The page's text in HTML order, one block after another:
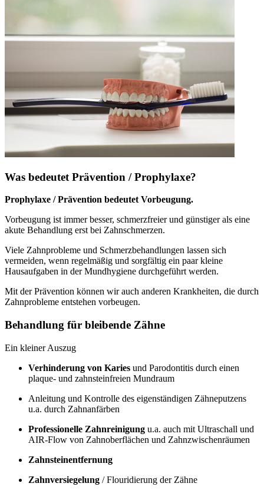
Was bedeutet Prävention / Prophylaxe?
Prophylaxe / Prävention bedeutet Vorbeugung.
Vorbeugung ist immer besser, schmerzfreier und günstiger als eine
akute Behandlung erst bei Zahnschmerzen.
Viele Zahnprobleme und Schmerzbehandlungen lassen sich
vermeiden, wenn regelmäßig und sorgfältig ein paar kleine
Hausaufgaben in der Mundhygiene durchgeführt werden.
Mit der Prävention können wir auch anderen Krankheiten, die durch
Zahnprobleme entstehen vorbeugen.
Behandlung für bleibende Zähne
Ein kleiner Auszug
Verhinderung von Karies und Parodontitis durch einen
plaque- und zahnsteinfreien Mundraum
Anleitung und Kontrolle des eigenständigen Zähneputzens
u.a. durch Zahnanfärben
Professionelle Zahnreinigung u.a. auch mit Ultraschall und
AIR-Flow von Zahnoberflächen und Zahnzwischenräumen
Zahnsteinentfernung
Zahnversiegelung / Flouridierung der Zähne